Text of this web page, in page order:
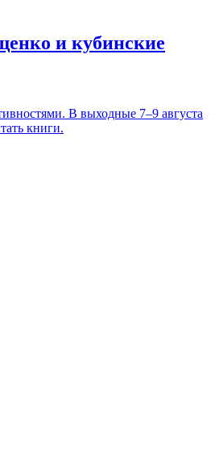
и кубинские
В выходные 7–9 августа
книги.